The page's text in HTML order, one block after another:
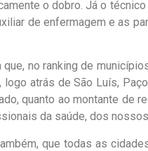
o dobro. Já o
de enfermagem e as
no ranking de
atrás de São Luís,
quanto ao montante de
da saúde, dos
que todas as